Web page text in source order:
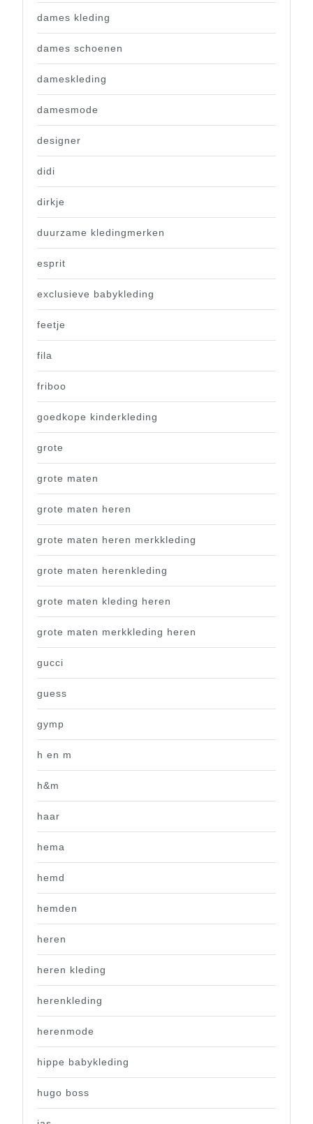
dames kleding
dames schoenen
dameskleding
damesmode
designer
didi
dirkje
duurzame kledingmerken
esprit
exclusieve babykleding
feetje
fila
friboo
goedkope kinderkleding
grote
grote maten
grote maten heren
grote maten heren merkkleding
grote maten herenkleding
grote maten kleding heren
grote maten merkkleding heren
gucci
guess
gymp
h en m
h&m
haar
hema
hemd
hemden
heren
heren kleding
herenkleding
herenmode
hippe babykleding
hugo boss